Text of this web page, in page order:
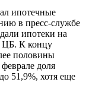
ипотечные
в пресс-службе
ипотеки на
ЦБ. К концу
половины
доля
51,9%, хотя еще